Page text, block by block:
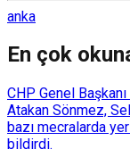
anka
En çok
CHP Genel Başkanı
Atakan Sönmez,
bazı mecralarda
bildirdi.